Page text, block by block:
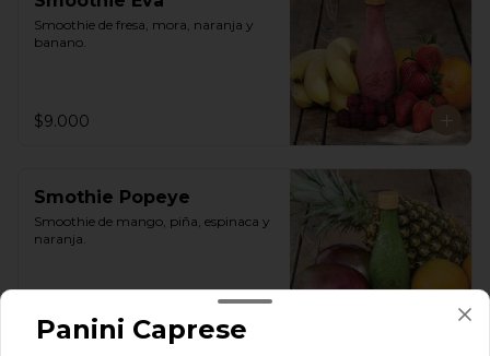
Smoothie de fresa, mora, naranja y
banano.
$9.000
Smothie Popeye
Smoothie de mango, piña, espinaca y
naranja.
$9.000
Panini Caprese